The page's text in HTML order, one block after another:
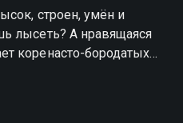
строен, умён и
лысеть? А нравящаяся
коренасто-бородатых